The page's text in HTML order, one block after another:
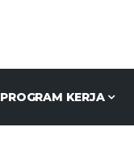
PROGRAM KERJA